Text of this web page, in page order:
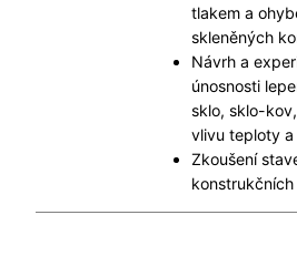
tlakem a
skleněných
Návrh a
únosnosti
sklo, sklo-
vlivu teploty a
Zkoušení